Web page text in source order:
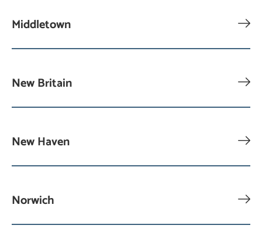
Middletown
New Britain
New Haven
Norwich